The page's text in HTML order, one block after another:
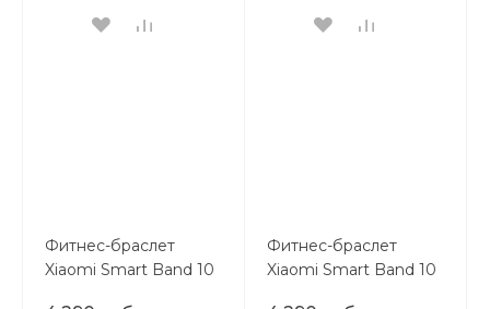
Фитнес-браслет
Xiaomi Smart Band 10
Фитнес-браслет
Xiaomi Smart Band 10